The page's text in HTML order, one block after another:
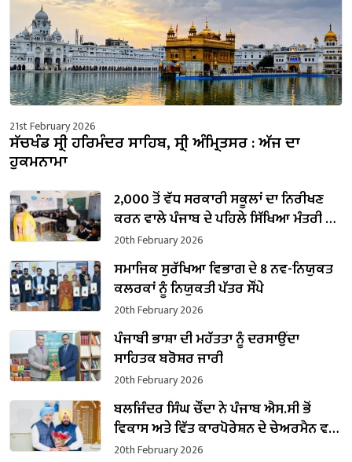
21st February 2026
ਸੱਚਖੰਡ ਸ੍ਰੀ ਹਰਿਮੰਦਰ ਸਾਹਿਬ, ਸ੍ਰੀ ਅੰਮ੍ਰਿਤਸਰ : ਅੱਜ ਦਾ
ਹੁਕਮਨਾਮਾ
2,000 ਤੋਂ ਵੱਧ ਸਰਕਾਰੀ ਸਕੂਲਾਂ ਦਾ ਨਿਰੀਖਣ
ਕਰਨ ਵਾਲੇ ਪੰਜਾਬ ਦੇ ਪਹਿਲੇ ਸਿੱਖਿਆ ਮੰਤਰੀ ਬਣੇ
ਹਰਜੋਤ ਸਿੰਘ ਬੈਂਸ
20th February 2026
ਸਮਾਜਿਕ ਸੁਰੱਖਿਆ ਵਿਭਾਗ ਦੇ 8 ਨਵ-ਨਿਯੁਕਤ
ਕਲਰਕਾਂ ਨੂੰ ਨਿਯੁਕਤੀ ਪੱਤਰ ਸੌਂਪੇ
20th February 2026
ਪੰਜਾਬੀ ਭਾਸ਼ਾ ਦੀ ਮਹੱਤਤਾ ਨੂੰ ਦਰਸਾਉਂਦਾ
ਸਾਹਿਤਕ ਬਰੋਸ਼ਰ ਜਾਰੀ
20th February 2026
ਬਲਜਿੰਦਰ ਸਿੰਘ ਚੌਂਦਾ ਨੇ ਪੰਜਾਬ ਐਸ.ਸੀ ਭੋਂ
ਵਿਕਾਸ ਅਤੇ ਵਿੱਤ ਕਾਰਪੋਰੇਸ਼ਨ ਦੇ ਚੇਅਰਮੈਨ ਵਜੋਂ
ਸੰਭਾਲਿਆ ਕਾਰਜਭਾਰ
20th February 2026